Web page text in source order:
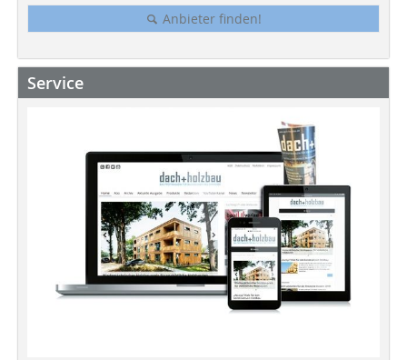
Anbieter finden!
Service